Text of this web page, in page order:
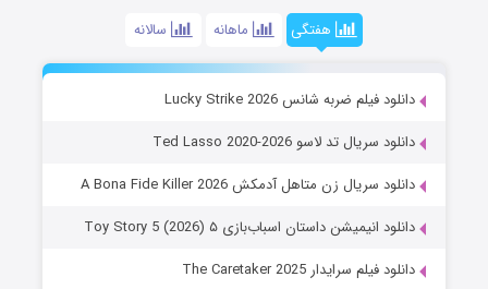
هفتگی ماهانه سالانه
دانلود فیلم ضربه شانس Lucky Strike 2026
دانلود سریال تد لاسو Ted Lasso 2020-2026
دانلود سریال زن متاهل آدمکش A Bona Fide Killer 2026
دانلود انیمیشن داستان اسباب‌بازی ۵ Toy Story 5 (2026)
دانلود فیلم سرایدار The Caretaker 2025